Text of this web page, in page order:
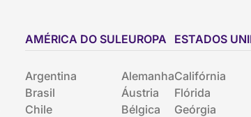
AMÉRICA DO SUL
Argentina
Brasil
Chile
EUROPA
Alemanha
Áustria
Bélgica
ESTADOS
Califórnia
Flórida
Geórgia